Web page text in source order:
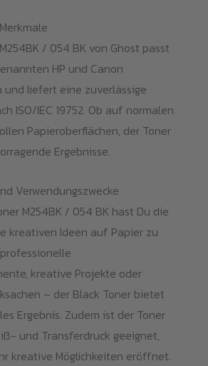
/ 054 BK von Ghost passt
HP und Canon
und liefert eine zuverlässige
ISO/IEC 19752. Ob auf normalen
Papieroberflächen, der Toner
Ergebnisse.
Verwendungszwecke
M254BK / 054 BK hast Du die
kreativen Ideen auf Papier zu
kreative Projekte oder
– der Black Toner bietet
Ergebnis. Zudem ist der Toner
und Transferdruck geeignet,
kreative Möglichkeiten eröffnet.